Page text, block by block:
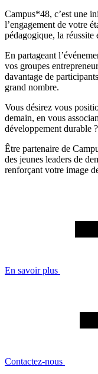
Campus*48, c’est une
l’engagement de votre
pédagogique, la réussite
En partageant
vos groupes
davantage de
grand nombre.
Vous désirez vous
demain, en vous
développement durable ?
Être partenaire de
des jeunes leaders de
renforçant votre image
En savoir plus
Contactez-nous